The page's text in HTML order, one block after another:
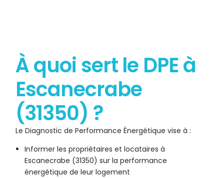
À quoi sert le DPE à
Escanecrabe
(31350) ?
Le Diagnostic de Performance Énergétique vise à :
Informer les propriétaires et locataires à
Escanecrabe (31350) sur la performance
énergétique de leur logement